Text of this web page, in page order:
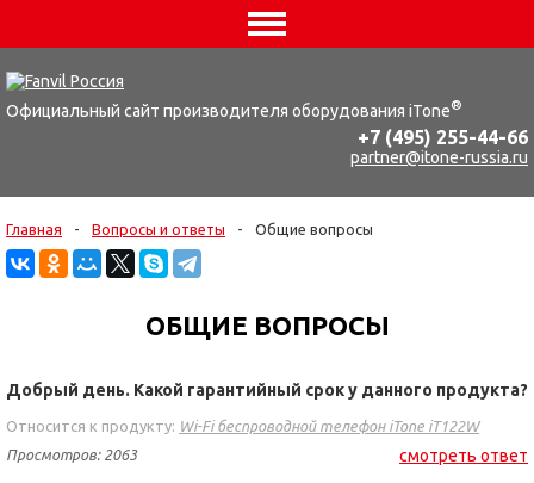
Официальный сайт производителя оборудования iTone®
+7 (495) 255-44-66
partner@itone-russia.ru
Главная - Вопросы и ответы - Общие вопросы
ОБЩИЕ ВОПРОСЫ
Добрый день. Какой гарантийный срок у данного продукта?
Относится к продукту: Wi-Fi беспроводной телефон iTone iT122W
Просмотров: 2063
смотреть ответ